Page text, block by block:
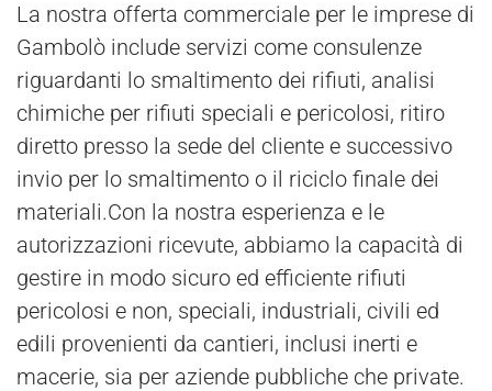
La nostra offerta commerciale per le imprese di
Gambolò include servizi come consulenze
riguardanti lo smaltimento dei rifiuti, analisi
chimiche per rifiuti speciali e pericolosi, ritiro
diretto presso la sede del cliente e successivo
invio per lo smaltimento o il riciclo finale dei
materiali.Con la nostra esperienza e le
autorizzazioni ricevute, abbiamo la capacità di
gestire in modo sicuro ed efficiente rifiuti
pericolosi e non, speciali, industriali, civili ed
edili provenienti da cantieri, inclusi inerti e
macerie, sia per aziende pubbliche che private.